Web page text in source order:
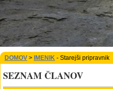
DOMOV > IMENIK - Starejši pripravnik
SEZNAM ČLANOV